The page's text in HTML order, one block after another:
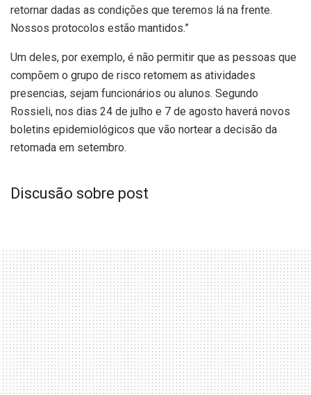
retornar dadas as condições que teremos lá na frente.
Nossos protocolos estão mantidos.”
Um deles, por exemplo, é não permitir que as pessoas que
compõem o grupo de risco retomem as atividades
presencias, sejam funcionários ou alunos. Segundo
Rossieli, nos dias 24 de julho e 7 de agosto haverá novos
boletins epidemiológicos que vão nortear a decisão da
retomada em setembro.
Discusão sobre post